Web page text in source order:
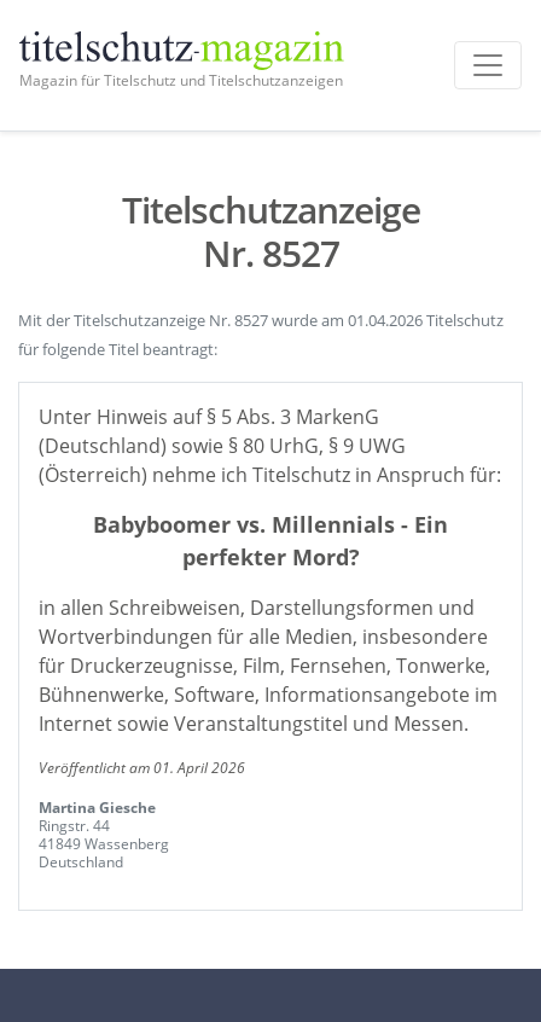
Magazin für Titelschutz und Titelschutzanzeigen
Titelschutzanzeige
Nr. 8527
Mit der Titelschutzanzeige Nr. 8527 wurde am 01.04.2026 Titelschutz
für folgende Titel beantragt:
Unter Hinweis auf § 5 Abs. 3 MarkenG
(Deutschland) sowie § 80 UrhG, § 9 UWG
(Österreich) nehme ich Titelschutz in Anspruch für:
Babyboomer vs. Millennials - Ein
perfekter Mord?
in allen Schreibweisen, Darstellungsformen und
Wortverbindungen für alle Medien, insbesondere
für Druckerzeugnisse, Film, Fernsehen, Tonwerke,
Bühnenwerke, Software, Informationsangebote im
Internet sowie Veranstaltungstitel und Messen.
Veröffentlicht am 01. April 2026
Martina Giesche
Ringstr. 44
41849 Wassenberg
Deutschland